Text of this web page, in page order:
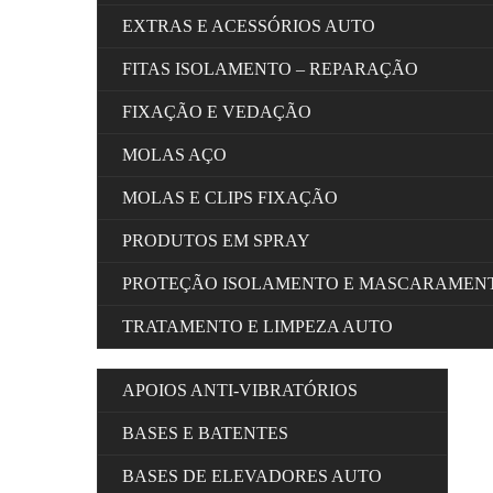
EXTRAS E ACESSÓRIOS AUTO
FITAS ISOLAMENTO – REPARAÇÃO
FIXAÇÃO E VEDAÇÃO
MOLAS AÇO
MOLAS E CLIPS FIXAÇÃO
PRODUTOS EM SPRAY
PROTEÇÃO ISOLAMENTO E
TRATAMENTO E LIMPEZA AUTO
APOIOS ANTI-VIBRATÓRIOS
BASES E BATENTES
BASES DE ELEVADORES AUTO